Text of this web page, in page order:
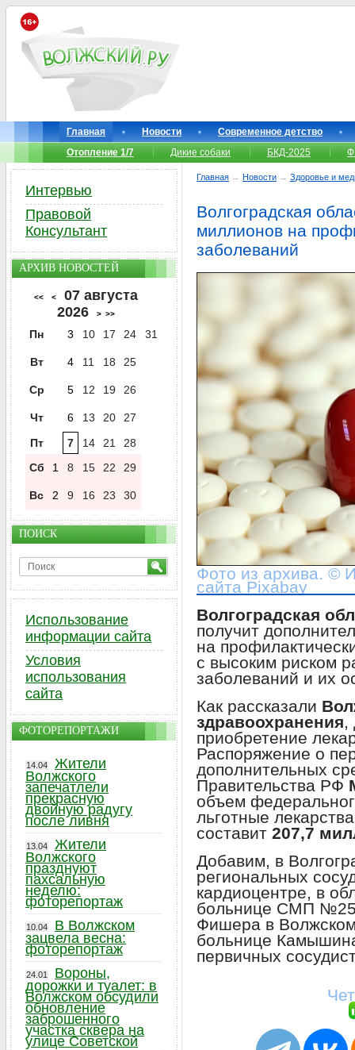
Главная Новости
Современное детство
Отопление 1/7
Дикие собаки БКД-2025
Главная → Новости → Здоровье и
Волгоградская
миллионов на
заболеваний
Фото из архива. ©
сайта Pixabay
Волгоградская
получит
на
с высоким риском
заболеваний и их
Как рассказали
здравоохранения,
приобретение
Распоряжение о
дополнительных
Правительства РФ
объем
льготные
составит 207,7
Добавим, в
региональных
кардиоцентре, в
больнице СМП №25
Фишера в
больнице
первичных
Интервью
Правовой
Консультант
АРХИВ НОВОСТЕЙ
<< <
07 августа
2026
> >>
Пн 3 10 17 24 31
Вт 4 11 18 25
Ср 5 12 19 26
Чт 6 13 20
27
Пт
7 14 21
28
Сб
1 8 15 22 29
Вс 2 9 16 23 30
ПОИСК
Использование
информации сайта
Условия
использования
сайта
ФОТОРЕПОРТАЖИ
14.04
Жители
Волжского
запечатлели
прекрасную
двойную радугу
после ливня
13.04
Жители
Волжского
празднуют
пахсальную
неделю:
фоторепортаж
10.04
В Волжском
зацвела весна:
фоторепортаж
24.01
Вороны,
дорожки и туалет: в
Волжском обсудили
обновление
заброшенного
участка сквера на
улице Советской